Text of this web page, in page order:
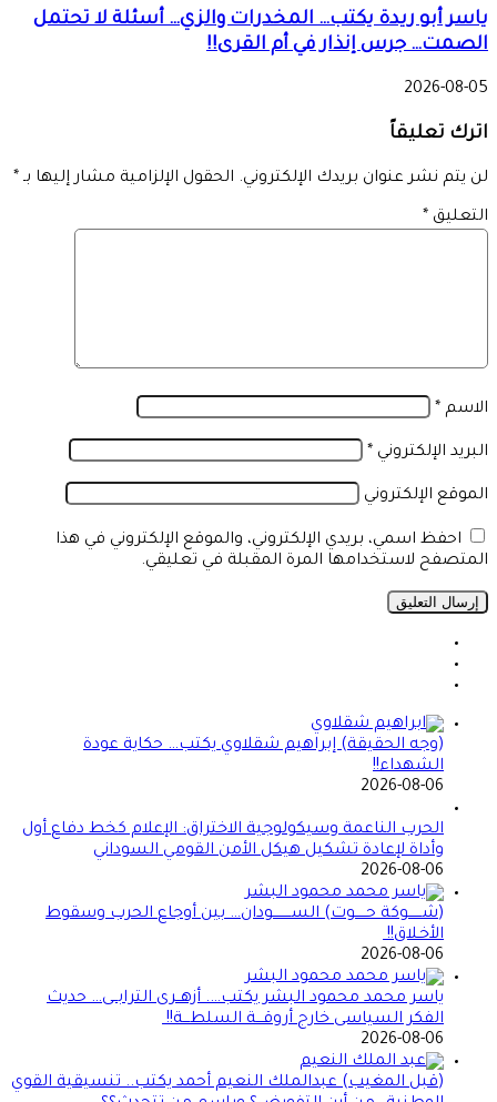
ياسر أبو ريدة يكتب… المخدرات والزي… أسئلة لا تحتمل
الصمت… جرس إنذار في أم القرى!!
2026-08-05
اترك تعليقاً
لن يتم نشر عنوان بريدك الإلكتروني. الحقول الإلزامية مشار إليها بـ *
التعليق *
الاسم *
البريد الإلكتروني *
الموقع الإلكتروني
احفظ اسمي، بريدي الإلكتروني، والموقع الإلكتروني في هذا
المتصفح لاستخدامها المرة المقبلة في تعليقي.
(وجه الحقيقة) إبراهيم شقلاوي يكتب… حكاية عودة
الشهداء!!
2026-08-06
الحرب الناعمة وسيكولوجية الاختراق: الإعلام كخط دفاع أول
وأداة لإعادة تشكيل هيكل الأمن القومي السوداني
2026-08-06
(شــــــوكة حـــــوت) الســــــــودان… بين أوجاع الحرب وسقوط
الأخـلاق!!
2026-08-06
ياسر محمد محمود البشر يكتب…. أزهــرى الترابــى… حديث
الفكر السياسى خارج أروقـــة السلطـــة!!
2026-08-06
(قبل المغيب) عبدالملك النعيم أحمد يكتب.. تنسيقية القوي